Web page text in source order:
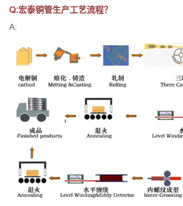
Q:宏泰铜管生产工艺流程？
A: